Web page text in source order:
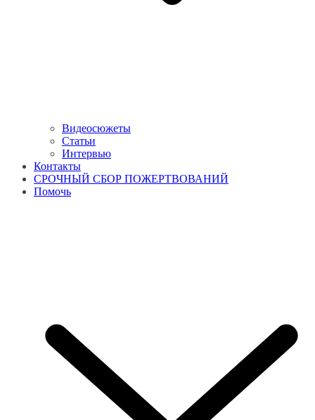
Видеосюжеты
Статьи
Интервью
Контакты
СРОЧНЫЙ СБОР ПОЖЕРТВОВАНИЙ
Помочь